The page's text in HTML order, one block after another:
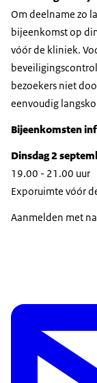
Om deelname zo
bijeenkomst op
vóór de kliniek.
bezoekers niet
eenvoudig
Bijeenkomsten
Dinsdag 2
19.00 - 21.00 uur
Exporuimte vóór
Aanmelden met